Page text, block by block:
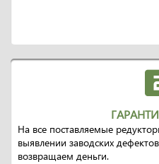
На все поставляемые
выявлении заводских
возвращаем деньги.